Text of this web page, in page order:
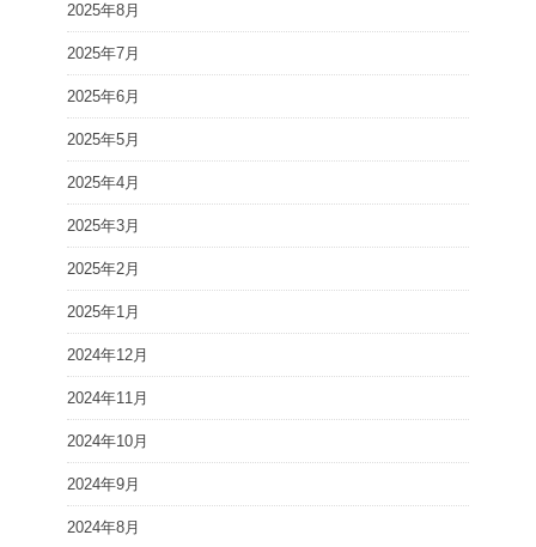
2025年8月
2025年7月
2025年6月
2025年5月
2025年4月
2025年3月
2025年2月
2025年1月
2024年12月
2024年11月
2024年10月
2024年9月
2024年8月